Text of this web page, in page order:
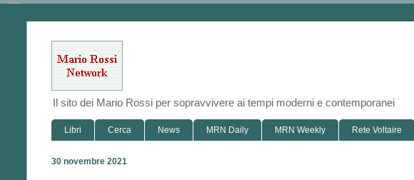
Il sito dei Mario Rossi per sopravvivere ai tempi moderni e contemporanei
Libri Cerca News MRN Daily MRN Weekly Rete Voltaire
30 novembre 2021